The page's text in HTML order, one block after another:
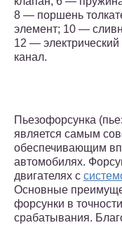
8 — поршень
элемент; 10 —
12 —
канал.
Пьезофорсунка
является самым
обеспечивающим
автомобилях.
двигателях с
Основные
форсунки в
срабатывания.